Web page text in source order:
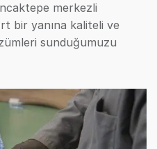
merkezli
bir yanına kaliteli ve
sunduğumuzu